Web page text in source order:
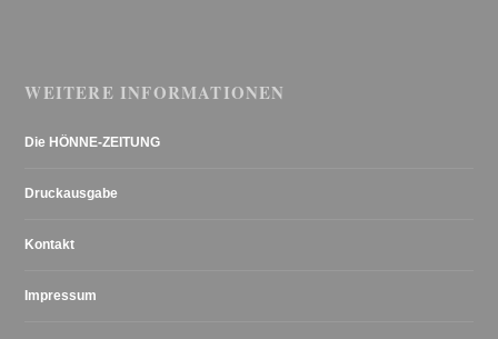
WEITERE INFORMATIONEN
Die HÖNNE-ZEITUNG
Druckausgabe
Kontakt
Impressum